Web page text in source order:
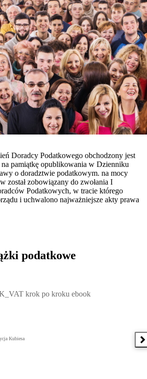
Doradcy Podatkowego obchodzony jest
na pamiątkę opublikowania w Dzienniku
o doradztwie podatkowym. na mocy
został zobowiązany do zwołania I
Podatkowych, w tracie którego
i uchwalono najważniejsze akty prawa
podatkowe
krok po kroku ebook, Patrycja Kubiesa -
krok po kroku ebook
Kubiesa